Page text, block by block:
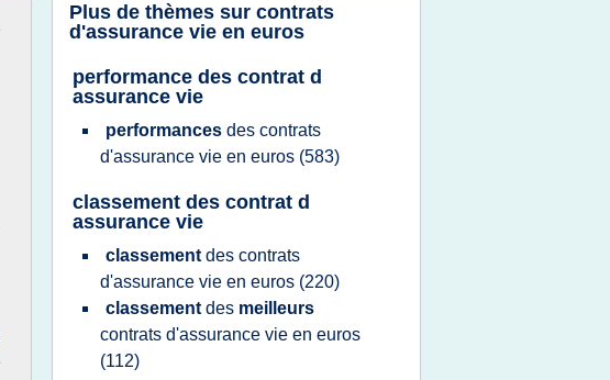
Plus de thèmes sur contrats
d'assurance vie en euros
performance des contrat d
assurance vie
performances des contrats
d'assurance vie en euros (583)
classement des contrat d
assurance vie
classement des contrats
d'assurance vie en euros (220)
classement des meilleurs
contrats d'assurance vie en euros
(112)